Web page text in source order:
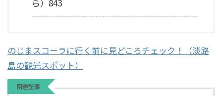
ら）843
のじまスコーラに行く前に見どころチェック！（淡路
島の観光スポット）
関連記事